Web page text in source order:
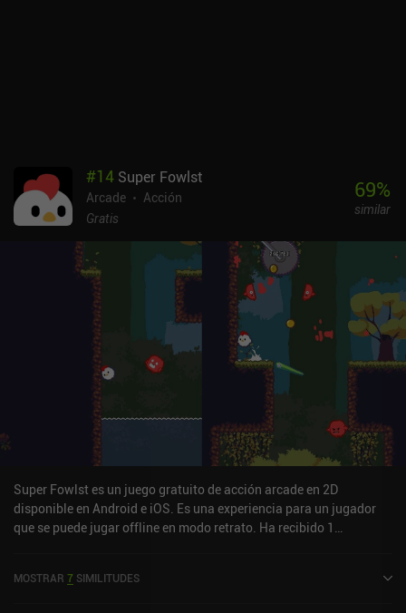
exactamente como me gustó a mí.
#14 Super Fowlst
Arcade
Acción
Gratis
69%
similar
Super Fowlst es un juego gratuito de acción arcade en 2D
disponible en Android e iOS. Es una experiencia para un jugador
que se puede jugar offline en modo retrato. Ha recibido 1
sobre 5,0 en Google Play y de 4,5 sobre 5,0 en la App Store de iOS.
MOSTRAR 7 SIMILITUDES